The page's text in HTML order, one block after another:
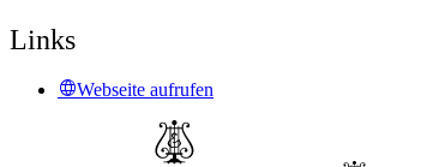
Links
Webseite aufrufen